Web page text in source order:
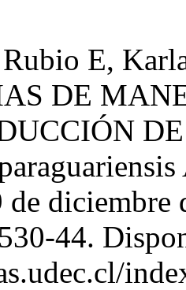
E,
DE
diciembre
44.